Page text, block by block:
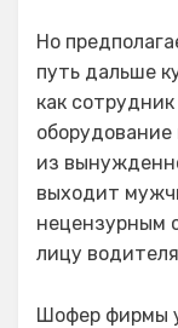
Но
путь дальше
как
оборудование
из
выходит
нецензурным
лицу
Шофер фирмы